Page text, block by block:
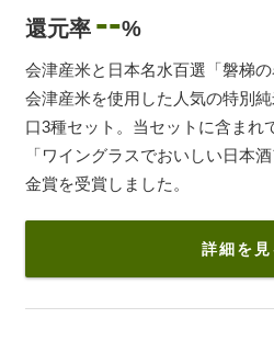
還元率 --%
会津産米と日本名水百選「磐梯の
会津産米を使用した人気の特別
口3種セット。当セットに含まれ
「ワイングラスでおいしい日本
金賞を受賞しました。
詳細を見